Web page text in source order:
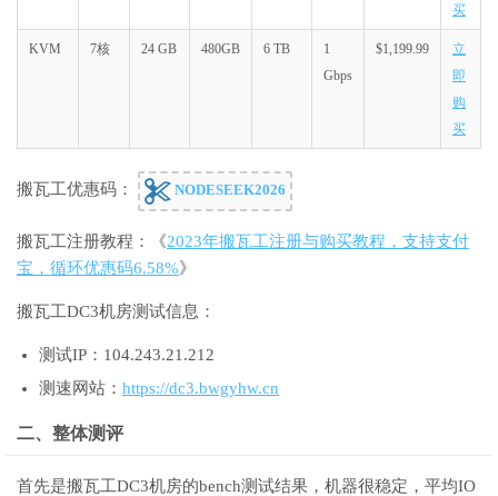
买
KVM 7核 24 GB 480GB 6 TB
1
Gbps
$1,199.99
立
即
购
买
搬瓦工优惠码： NODESEEK2026
搬瓦工注册教程：《2023年搬瓦工注册与购买教程，支持支付
宝，循环优惠码6.58%》
搬瓦工DC3机房测试信息：
测试IP：104.243.21.212
测速网站： https://dc3.bwgyhw.cn
二、整体测评
首先是搬瓦工DC3机房的bench测试结果，机器很稳定，平均IO